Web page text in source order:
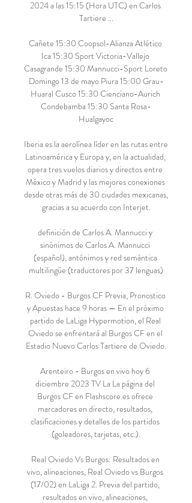
2024 a las 15:15 (Hora UTC) en Carlos
Tartiere ...
Cañete 15:30 Coopsol-Alianza Atlético
Ica 15:30 Sport Victoria-Vallejo
Casagrande 15:30 Mannucci-Sport Loreto
Domingo 13 de mayo Piura 15:00 Grau-
Huaral Cusco 15:30 Cienciano-Aurich
Condebamba 15:30 Santa Rosa-
Hualgayoc
Iberia es la aerolínea líder en las rutas entre
Latinoamérica y Europa y, en la actualidad,
opera tres vuelos diarios y directos entre
México y Madrid y las mejores conexiones
desde otras más de 30 ciudades mexicanas,
gracias a su acuerdo con Interjet.
definición de Carlos A. Mannucci y
sinónimos de Carlos A. Mannucci
(español), antónimos y red semántica
multilingüe (traductores por 37 lenguas)
R. Oviedo - Burgos CF Previa, Pronostico
y Apuestas hace 9 horas — En el próximo
partido de LaLiga Hypermotion, el Real
Oviedo se enfrentará al Burgos CF en el
Estadio Nuevo Carlos Tartiere de Oviedo.
Arenteiro - Burgos en vivo hoy 6
diciembre 2023 TV La La página del
Burgos CF en Flashscore.es ofrece
marcadores en directo, resultados,
clasificaciones y detalles de los partidos
(goleadores, tarjetas, etc.).
Real Oviedo Vs Burgos: Resultados en
vivo, alineaciones, Real Oviedo vs Burgos
(17/02) en LaLiga 2. Previa del partido,
resultados en vivo, alineaciones,